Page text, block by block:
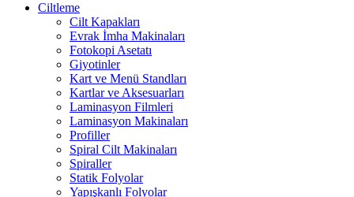
Ciltleme
Cilt Kapakları
Evrak İmha Makinaları
Fotokopi Asetatı
Giyotinler
Kart ve Menü Standları
Kartlar ve Aksesuarları
Laminasyon Filmleri
Laminasyon Makinaları
Profiller
Spiral Cilt Makinaları
Spiraller
Statik Folyolar
Yapışkanlı Folyolar